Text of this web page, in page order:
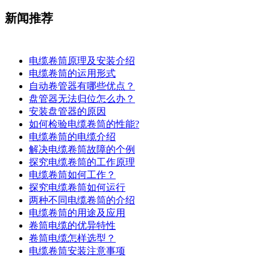
新闻推荐
电缆卷筒原理及安装介绍
电缆卷筒的运用形式
自动卷管器有哪些优点？
盘管器无法归位怎么办？
安装盘管器的原因
如何检验电缆卷筒的性能?
电缆卷筒的电缆介绍
解决电缆卷筒故障的个例
探究电缆卷筒的工作原理
​电缆卷筒如何工作？
探究电缆卷筒如何运行
​两种不同电缆卷筒的介绍
​电缆卷筒的用途及应用
卷筒电缆的优异特性
卷筒电缆怎样选型？
电缆卷筒安装注意事项